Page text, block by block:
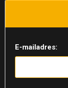
E-mailadres: